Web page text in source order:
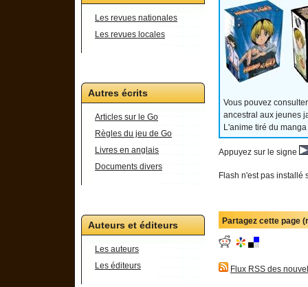
Les revues nationales
Les revues locales
Autres écrits
Articles sur le Go
Règles du jeu de Go
Livres en anglais
Documents divers
Auteurs et éditeurs
Les auteurs
Les éditeurs
Vous pouvez
ancestral aux jeunes
L'anime tiré du
Appuyez sur le signe
Flash n'est pas installé
Partagez cette page
Flux RSS des